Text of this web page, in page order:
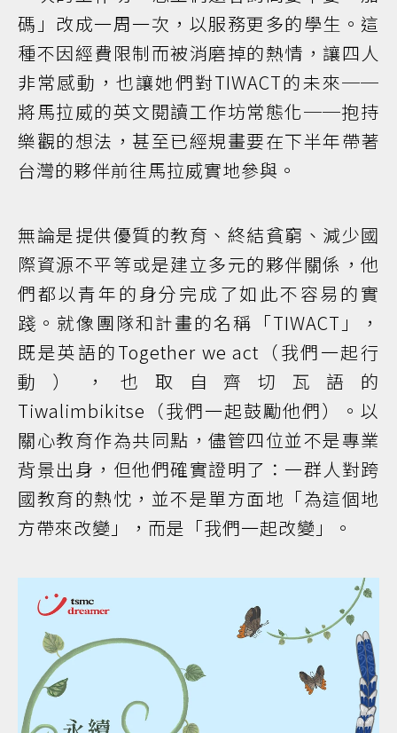
碼」改成一周一次，以服務更多的學生。這
種不因經費限制而被消磨掉的熱情，讓四人
非常感動，也讓她們對TIWACT的未來──
將馬拉威的英文閱讀工作坊常態化──抱持
樂觀的想法，甚至已經規畫要在下半年帶著
台灣的夥伴前往馬拉威實地參與。
無論是提供優質的教育、終結貧窮、減少國
際資源不平等或是建立多元的夥伴關係，他
們都以青年的身分完成了如此不容易的實
踐。就像團隊和計畫的名稱「TIWACT」，
既是英語的Together we act（我們一起行
動），也取自齊切瓦語的
Tiwalimbikitse（我們一起鼓勵他們）。以
關心教育作為共同點，儘管四位並不是專業
背景出身，但他們確實證明了：一群人對跨
國教育的熱忱，並不是單方面地「為這個地
方帶來改變」，而是「我們一起改變」。